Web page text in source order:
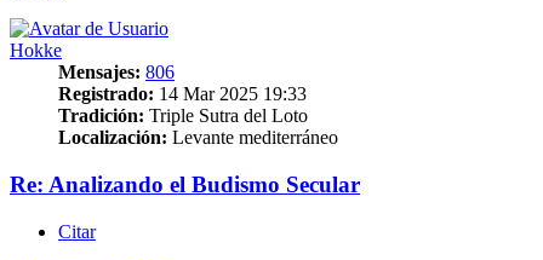
Hokke
Mensajes: 806
Registrado: 14 Mar 2025 19:33
Tradición: Triple Sutra del Loto
Localización: Levante mediterráneo
Re: Analizando el Budismo Secular
Citar